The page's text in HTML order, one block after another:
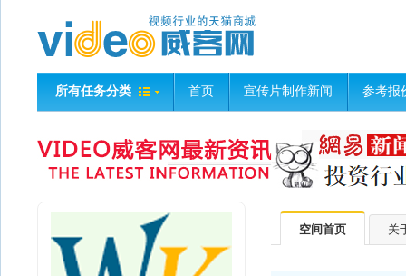
所有任务分类 首页 宣传片制作新闻 参考报
空间首页 关